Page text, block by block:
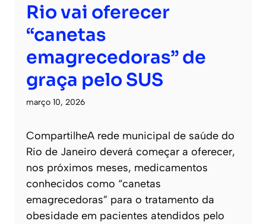
Rio vai oferecer
“canetas
emagrecedoras” de
graça pelo SUS
março 10, 2026
CompartilheA rede municipal de saúde do
Rio de Janeiro deverá começar a oferecer,
nos próximos meses, medicamentos
conhecidos como “canetas
emagrecedoras” para o tratamento da
obesidade em pacientes atendidos pelo